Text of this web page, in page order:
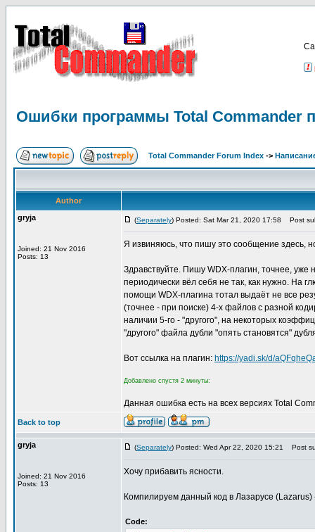
Ошибки программы Total Commander
Total Commander Forum Index ->
Author
gryja
Joined: 21 Nov 2016
Posts: 13
(Separately) Posted: Sat Mar 21, 2020 17:58 Post
Я извиняюсь, что пишу это сообщение здесь,
Здравствуйте. Пишу WDX-плагин, точнее, уже
периодически вёл себя не так, как нужно. На
помощи WDX-плагина тотал выдаёт не все
(точнее - при поиске) 4-х файлов с разной
наличии 5-го - "другого", на некоторых
"другого" файла дубли "опять становятся"
Вот ссылка на плагин: https://yadi.sk/d/
Добавлено спустя 2 минуты:
Данная ошибка есть на всех версиях Total
Back to top
gryja
Joined: 21 Nov 2016
Posts: 13
(Separately) Posted: Wed Apr 22, 2020 15:21 Post
Хочу прибавить ясности.
Компилируем данный код в Лазарусе (Lazarus)
Code: